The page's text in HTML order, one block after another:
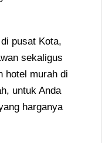
pusat Kota,
sekaligus
hotel murah di
untuk Anda
harganya